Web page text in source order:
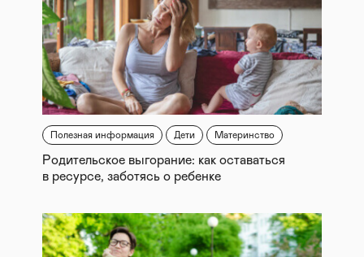
Полезная информация Дети Материнство
Родительское выгорание: как оставаться
в ресурсе, заботясь о ребенке